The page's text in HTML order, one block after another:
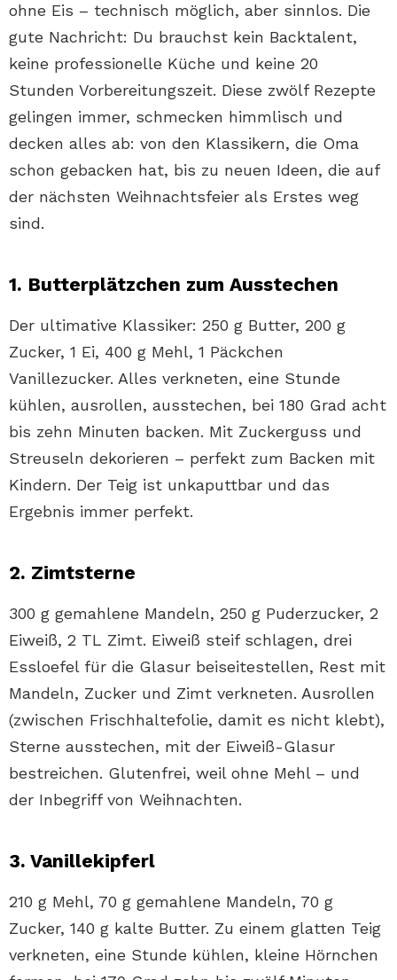
ohne Eis – technisch möglich, aber sinnlos. Die
gute Nachricht: Du brauchst kein Backtalent,
keine professionelle Küche und keine 20
Stunden Vorbereitungszeit. Diese zwölf Rezepte
gelingen immer, schmecken himmlisch und
decken alles ab: von den Klassikern, die Oma
schon gebacken hat, bis zu neuen Ideen, die auf
der nächsten Weihnachtsfeier als Erstes weg
sind.
1. Butterplätzchen zum Ausstechen
Der ultimative Klassiker: 250 g Butter, 200 g
Zucker, 1 Ei, 400 g Mehl, 1 Päckchen
Vanillezucker. Alles verkneten, eine Stunde
kühlen, ausrollen, ausstechen, bei 180 Grad acht
bis zehn Minuten backen. Mit Zuckerguss und
Streuseln dekorieren – perfekt zum Backen mit
Kindern. Der Teig ist unkaputtbar und das
Ergebnis immer perfekt.
2. Zimtsterne
300 g gemahlene Mandeln, 250 g Puderzucker, 2
Eiweiß, 2 TL Zimt. Eiweiß steif schlagen, drei
Essloefel für die Glasur beiseitestellen, Rest mit
Mandeln, Zucker und Zimt verkneten. Ausrollen
(zwischen Frischhaltefolie, damit es nicht klebt),
Sterne ausstechen, mit der Eiweiß-Glasur
bestreichen. Glutenfrei, weil ohne Mehl – und
der Inbegriff von Weihnachten.
3. Vanillekipferl
210 g Mehl, 70 g gemahlene Mandeln, 70 g
Zucker, 140 g kalte Butter. Zu einem glatten Teig
verkneten, eine Stunde kühlen, kleine Hörnchen